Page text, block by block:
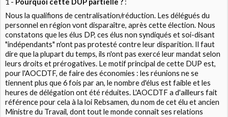
Nous la qualifions de centralisation/réduction. Les délégués du
personnel en région vont disparaître, après cette élection. Nous
constatons que les élus DP, ces élus non syndiqués et soi-disant
"indépendants" n'ont pas protesté contre leur disparition. Il faut
dire que la plupart du temps, ils n'ont pas exercé leur mandat selon
leurs droits et prérogatives. Le motif principal de cette DUP est,
pour l'AOCDTF, de faire des économies : les réunions ne se
tiennent plus que 6 fois par an, le nombre d'élus est faible et les
heures de délégation ont été réduites. L'AOCDTF a d'ailleurs fait
référence pour cela à la loi Rebsamen, du nom de cet élu et ancien
Ministre du Travail, dont tout le monde connaît ses relations